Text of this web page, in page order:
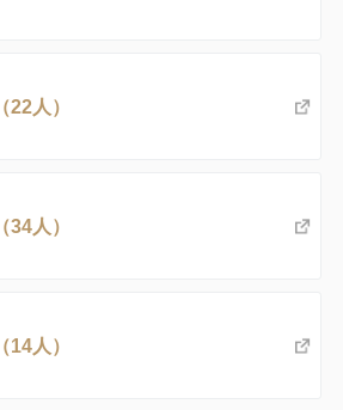
（22人）
（34人）
（14人）